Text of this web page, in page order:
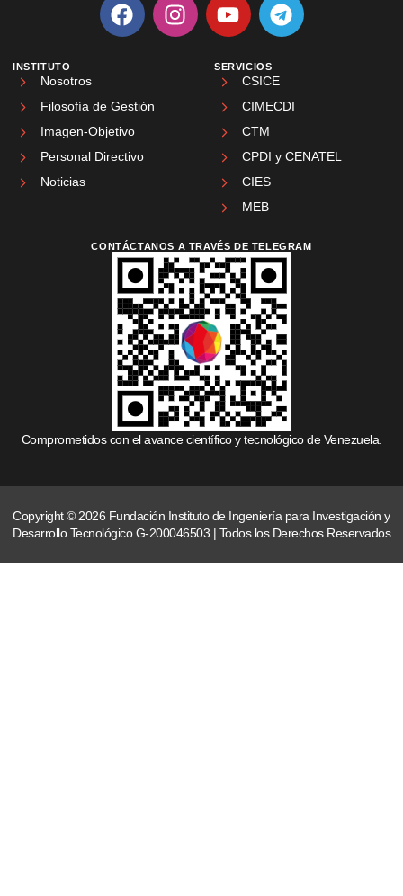
INSTITUTO
Nosotros
Filosofía de Gestión
Imagen-Objetivo
Personal Directivo
Noticias
SERVICIOS
CSICE
CIMECDI
CTM
CPDI y CENATEL
CIES
MEB
CONTÁCTANOS A TRAVÉS DE TELEGRAM
Comprometidos con el avance científico y tecnológico de Venezuela.
Copyright © 2026 Fundación Instituto de Ingeniería para Investigación y
Desarrollo Tecnológico G-200046503 | Todos los Derechos Reservados